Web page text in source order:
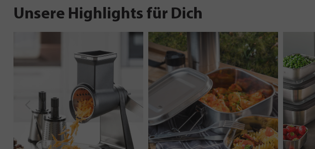
Unsere Highlights für Dich